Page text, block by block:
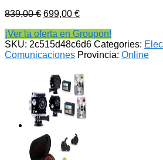
839,00€ 699,00 €
¡Ver la oferta en Groupon!
SKU: 2c515d48c6d6 Categories:
Comunicaciones Provincia: Online